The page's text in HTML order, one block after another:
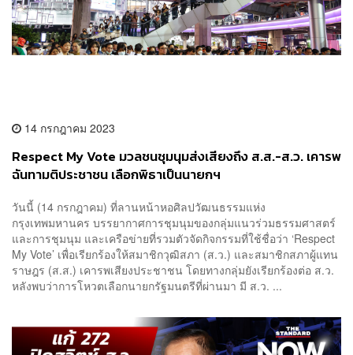
14 กรกฎาคม 2023
Respect My Vote มวลชนชุมนุมส่งเสียงถึง ส.ส.-ส.ว. เคารพ
ฉันทามติประชาชน เลือกพิธาเป็นนายกฯ
วันนี้ (14 กรกฎาคม) ที่ลานหน้าหอศิลปวัฒนธรรมแห่ง
กรุงเทพมหานคร บรรยากาศการชุมนุมของกลุ่มแนวร่วมธรรมศาสตร์
และการชุมนุม และเครือข่ายที่รวมตัวจัดกิจกรรมที่ใช้ชื่อว่า ‘Respect
My Vote’ เพื่อเรียกร้องให้สมาชิกวุฒิสภา (ส.ว.) และสมาชิกสภาผู้แทน
ราษฎร (ส.ส.) เคารพเสียงประชาชน โดยทางกลุ่มยังเรียกร้องต่อ ส.ว.
หลังพบว่าการโหวตเลือกนายกรัฐมนตรีที่ผ่านมา มี ส.ว. ...